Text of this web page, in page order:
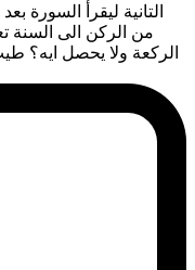
التانية ليقرأ السورة
من الركن الى السنة
الركعة ولا يحصل ايه؟